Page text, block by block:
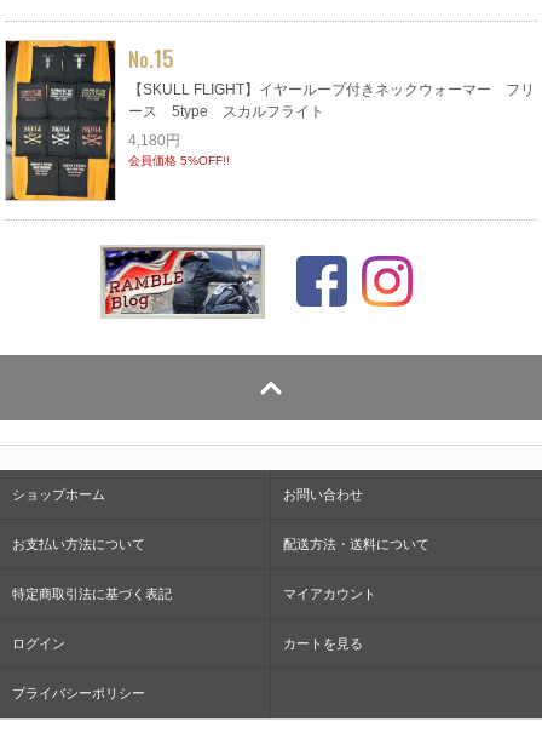
No.15
【SKULL FLIGHT】イヤーループ付きネックウォーマー フリ
ース 5type スカルフライト
4,180円
会員価格 5%OFF!!
ショップホーム お問い合わせ
お支払い方法について 配送方法・送料について
特定商取引法に基づく表記 マイアカウント
ログイン カートを見る
プライバシーポリシー